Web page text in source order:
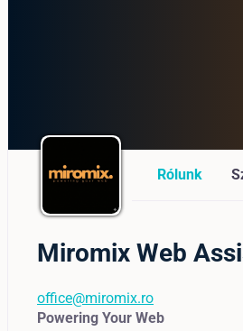
Rólunk
Miromix Web
office@miromix.ro
Powering Your Web